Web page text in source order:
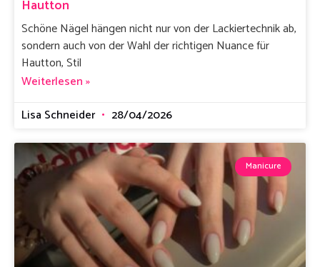
Hautton
Schöne Nägel hängen nicht nur von der Lackiertechnik ab,
sondern auch von der Wahl der richtigen Nuance für
Hautton, Stil
Weiterlesen »
Lisa Schneider
28/04/2026
Manicure